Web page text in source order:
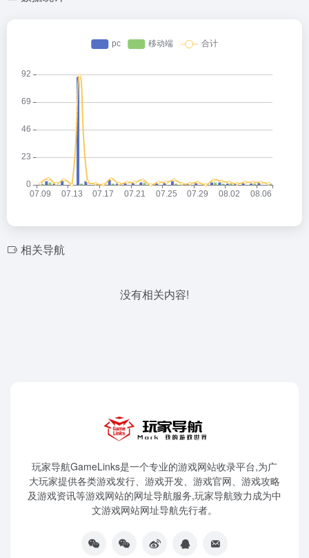
相关导航
没有相关内容!
玩家导航GameLinks是一个专业的游戏网站收录平台,为广
大玩家提供各类游戏发行、游戏开发、游戏官网、游戏攻略
及游戏资讯等游戏网站的网址导航服务,玩家导航致力成为中
文游戏网站网址导航先行者。